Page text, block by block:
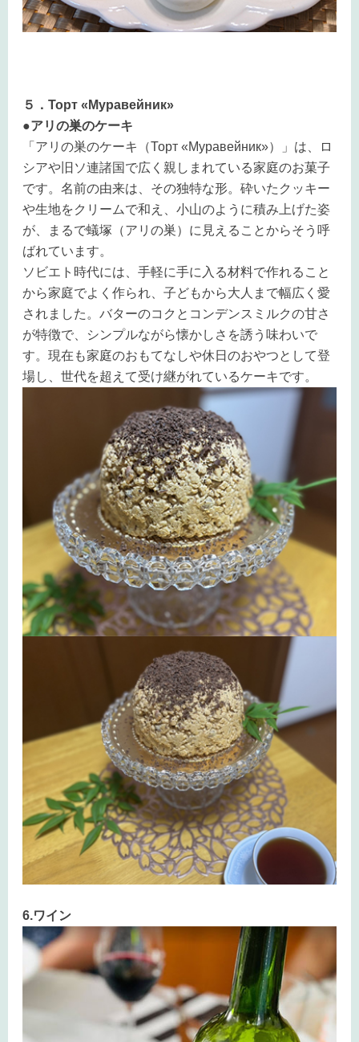
５．Торт «Муравейник»
●アリの巣のケーキ
「アリの巣のケーキ（Торт «Муравейник»）」は、ロ
シアや旧ソ連諸国で広く親しまれている家庭のお菓子
です。名前の由来は、その独特な形。砕いたクッキー
や生地をクリームで和え、小山のように積み上げた姿
が、まるで蟻塚（アリの巣）に見えることからそう呼
ばれています。
ソビエト時代には、手軽に手に入る材料で作れること
から家庭でよく作られ、子どもから大人まで幅広く愛
されました。バターのコクとコンデンスミルクの甘さ
が特徴で、シンプルながら懐かしさを誘う味わいで
す。現在も家庭のおもてなしや休日のおやつとして登
場し、世代を超えて受け継がれているケーキです。
6.ワイン